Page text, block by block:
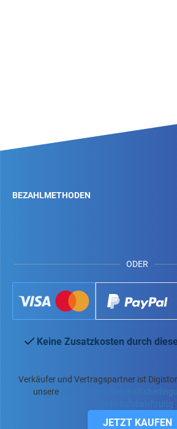
ODER
BEZAHLMETHODEN
Keine Zusatzkosten durch
Verkäufer und Vertragspartner ist
unsere
Allgemeinen
Widerrufsbelehrung.
JETZT KAUFEN